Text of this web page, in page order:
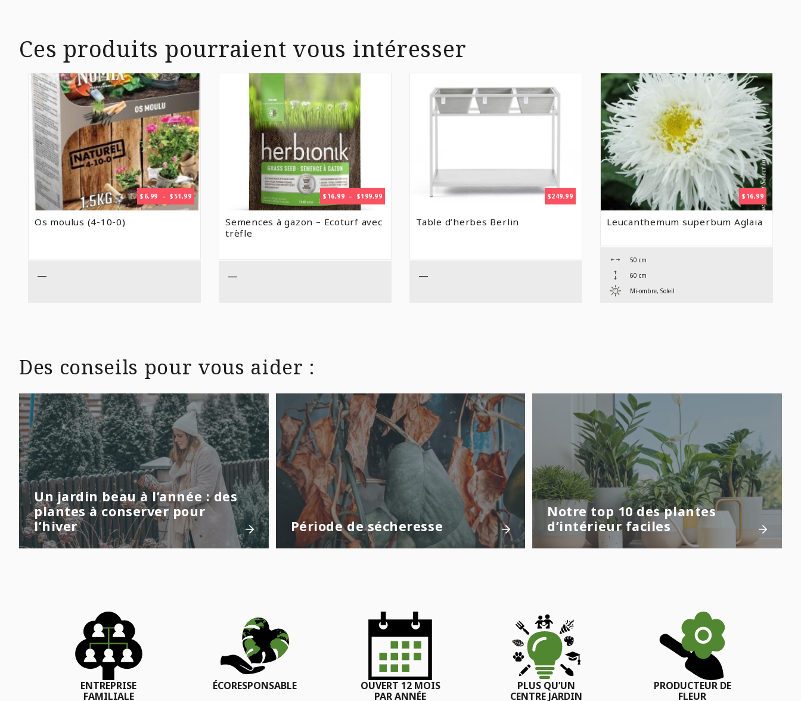
Ces produits pourraient vous intéresser
$ 6,99 – $ 51,99PLAGE
DE
Os moulus (4-10-0)
—
$ 16,99 – $199,99PLAGE
DE
$16,99
Semences à gazon – Ecoturf avec
trèfle
—
$249,99
Table d’herbes Berlin
—
$ 16,99
Leucanthemum superbum Aglaia
50 cm
60 cm
Mi-ombre, Soleil
Des conseils pour vous aider :
Un jardin beau à l’année : des
plantes à conserver pour
l’hiver
Période de sécheresse
Notre top 10 des plantes
d’intérieur faciles
ENTREPRISE
FAMILIALE
ÉCORESPONSABLE
OUVERT 12 MOIS
PAR ANNÉE
PLUS QU’UN
CENTRE JARDIN
PRODUCTEUR DE
FLEUR